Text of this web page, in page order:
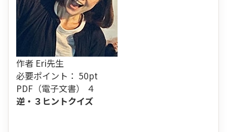
作者 Eri先生
必要ポイント： 50pt
PDF（電子文書） ４
逆・３ヒントクイズ